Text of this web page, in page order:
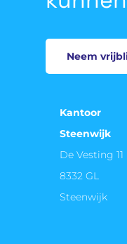
Neem
Kantoor
Steenwijk
De Vesting 11
8332 GL
Steenwijk